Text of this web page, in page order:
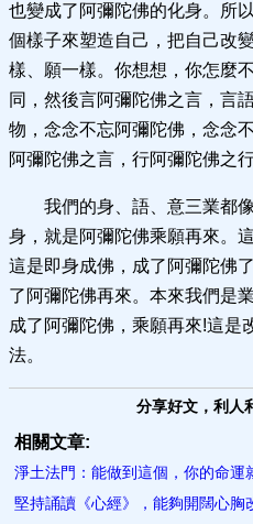
也變成了阿彌陀佛的化身。所
個樣子來塑造自己，把自己改
樣、願一樣。你想想，你怎麼
同，然後言阿彌陀佛之言，言
物，念念不忘阿彌陀佛，念念
阿彌陀佛之言，行阿彌陀佛之行
我們的身、語、意三業都
身，就是阿彌陀佛乘願再來。
這是即身成佛，成了阿彌陀佛
了阿彌陀佛再來。本來我們是
成了阿彌陀佛，乘願再來!這是
法。
分享好文，利人
相關文章:
淨土法門：能做到這個，你的命運
堅持誦讀《心經》，能夠開闊心胸